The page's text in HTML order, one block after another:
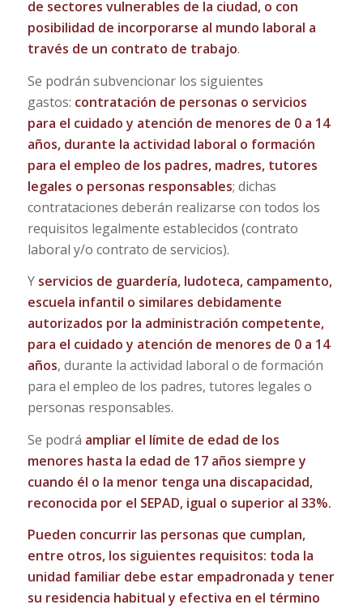
de sectores vulnerables de la ciudad, o con
posibilidad de incorporarse al mundo laboral a
través de un contrato de trabajo.
Se podrán subvencionar los siguientes
gastos: contratación de personas o servicios
para el cuidado y atención de menores de 0 a 14
años, durante la actividad laboral o formación
para el empleo de los padres, madres, tutores
legales o personas responsables; dichas
contrataciones deberán realizarse con todos los
requisitos legalmente establecidos (contrato
laboral y/o contrato de servicios).
Y servicios de guardería, ludoteca, campamento,
escuela infantil o similares debidamente
autorizados por la administración competente,
para el cuidado y atención de menores de 0 a 14
años, durante la actividad laboral o de formación
para el empleo de los padres, tutores legales o
personas responsables.
Se podrá ampliar el límite de edad de los
menores hasta la edad de 17 años siempre y
cuando él o la menor tenga una discapacidad,
reconocida por el SEPAD, igual o superior al 33%.
Pueden concurrir las personas que cumplan,
entre otros, los siguientes requisitos: toda la
unidad familiar debe estar empadronada y tener
su residencia habitual y efectiva en el término